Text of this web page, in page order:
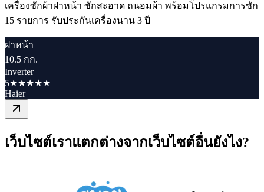
เครื่องซักผ้าฝาหน้า ซักสะอาด ถนอมผ้า พร้อมโปรแกรมการซัก
15 รายการ รับประกันเครื่องนาน 3 ปี
ฝาหน้า
10.5 กก.
Inverter
5★★★★★
Haier
เว็บไซต์เราแตกต่างจากเว็บไซต์อื่นยังไง?